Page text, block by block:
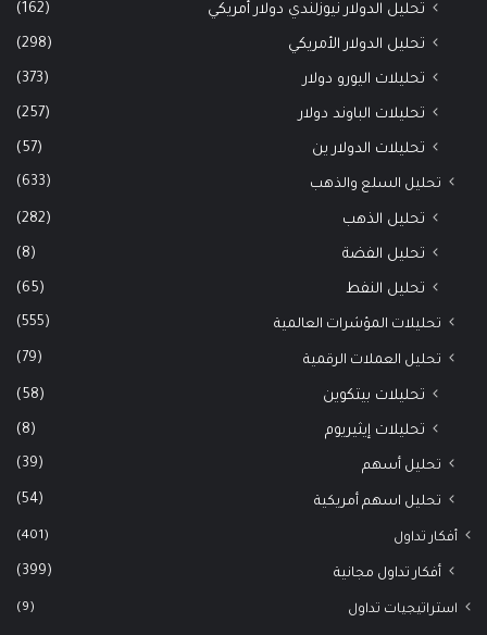
تحليل الدولار نيوزلندي دولار أمريكي (162)
تحليل الدولار الأمريكي (298)
تحليلات اليورو دولار (373)
تحليلات الباوند دولار (257)
تحليلات الدولار ين (57)
تحليل السلع والذهب (633)
تحليل الذهب (282)
تحليل الفضة (8)
تحليل النفط (65)
تحليلات المؤشرات العالمية (555)
تحليل العملات الرقمية (79)
تحليلات بيتكوين (58)
تحليلات إيثيريوم (8)
تحليل أسهم (39)
تحليل اسهم أمريكية (54)
أفكار تداول (401)
أفكار تداول مجانية (399)
استراتيجيات تداول (9)